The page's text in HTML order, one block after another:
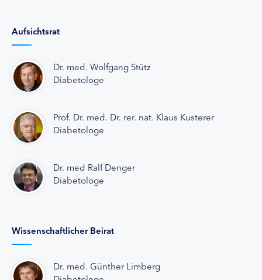
Aufsichtsrat
Dr. med. Wolfgang Stütz
Diabetologe
Prof. Dr. med. Dr. rer. nat. Klaus Kusterer
Diabetologe
Dr. med Ralf Denger
Diabetologe
Wissenschaftlicher Beirat
Dr. med. Günther Limberg